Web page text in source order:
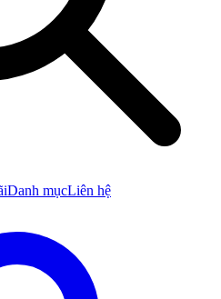
Danh mụcLiên hệ